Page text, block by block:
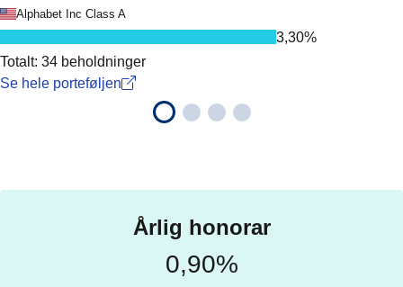
Alphabet Inc Class A
3,30%
Totalt: 34 beholdninger
Se hele porteføljen
Årlig honorar
0,90%
Procentandel: